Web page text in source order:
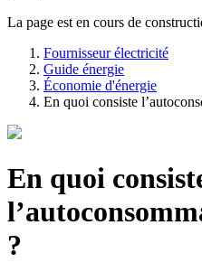
La page est en cours de
Fournisseur électricité
Guide énergie
Économie d'énergie
En quoi consiste
En quoi
?